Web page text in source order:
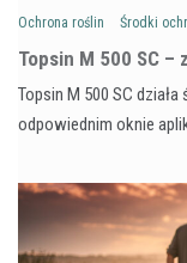
Ochrona roślin Środki
Topsin M 500 SC
Topsin M 500 SC
odpowiednim oknie